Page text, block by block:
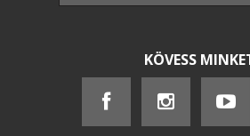
KÖVESS